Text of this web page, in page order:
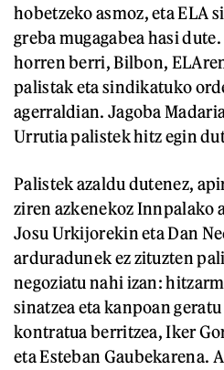
hobetzeko asmoz, eta ELA
greba mugagabea hasi
horren berri, Bilbon,
palistak eta sindikatuko
agerraldian. Jagoba
Urrutia palistek hitz egin
Palistek azaldu dutenez,
ziren azkenekoz Innpalako
Josu Urkijorekin eta Dan
arduradunek ez zituzten
negoziatu nahi izan:
sinatzea eta kanpoan
kontratua berritzea, Iker
eta Esteban Gaubekarena.